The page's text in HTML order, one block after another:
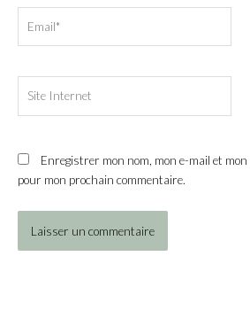
Internet
Enregistrer mon nom, mon e-mail et
pour mon prochain commentaire.